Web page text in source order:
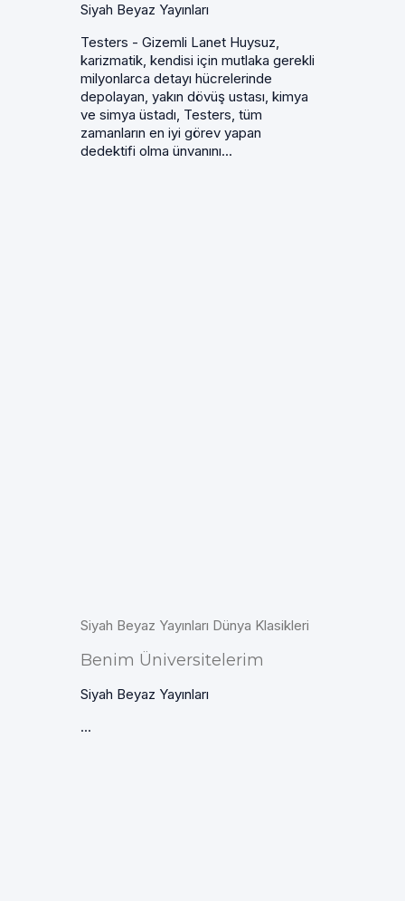
Siyah Beyaz Yayınları
Testers - Gizemli Lanet Huysuz,
karizmatik, kendisi için mutlaka gerekli
milyonlarca detayı hücrelerinde
depolayan, yakın dövüş ustası, kimya
ve simya üstadı, Testers, tüm
zamanların en iyi görev yapan
dedektifi olma ünvanını...
Siyah Beyaz Yayınları Dünya Klasikleri
Benim Üniversitelerim
Siyah Beyaz Yayınları
...